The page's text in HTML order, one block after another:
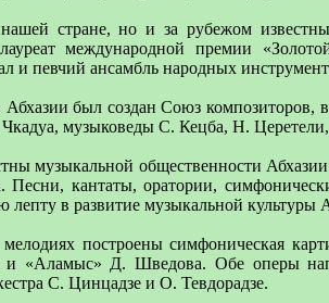
стране, но и за рубежом
международной премии
и певчий ансамбль народных
Абхазии был создан Союз
музыковеды С. Кецба, Н.
музыкальной общественности
кантаты, оратории,
лепту в развитие музыкальной
мелодиях построены симфоническая
и «Аламыс» Д. Шведова. Обе оперы
С. Цинцадзе и О. Тевдорадзе.